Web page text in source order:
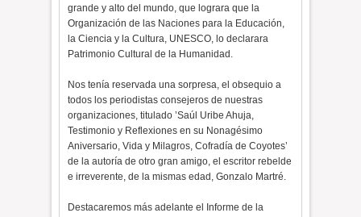
grande y alto del mundo, que lograra que la
Organización de las Naciones para la Educación,
la Ciencia y la Cultura, UNESCO, lo declarara
Patrimonio Cultural de la Humanidad.
Nos tenía reservada una sorpresa, el obsequio a
todos los periodistas consejeros de nuestras
organizaciones, titulado ’Saúl Uribe Ahuja,
Testimonio y Reflexiones en su Nonagésimo
Aniversario, Vida y Milagros, Cofradía de Coyotes’
de la autoría de otro gran amigo, el escritor rebelde
e irreverente, de la mismas edad, Gonzalo Martré.
Destacaremos más adelante el Informe de la